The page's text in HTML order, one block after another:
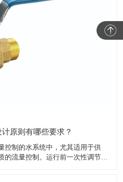
原则有哪些要求？
控制的水系统中，尤其适用于供
的流量控制。运行前一次性调节，